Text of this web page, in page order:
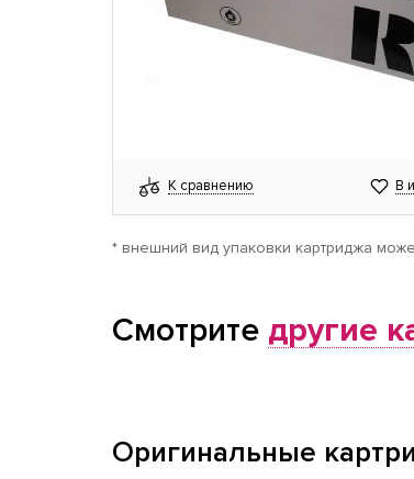
К сравнению В
* внешний вид упаковки картриджа
Смотрите другие
Оригинальные